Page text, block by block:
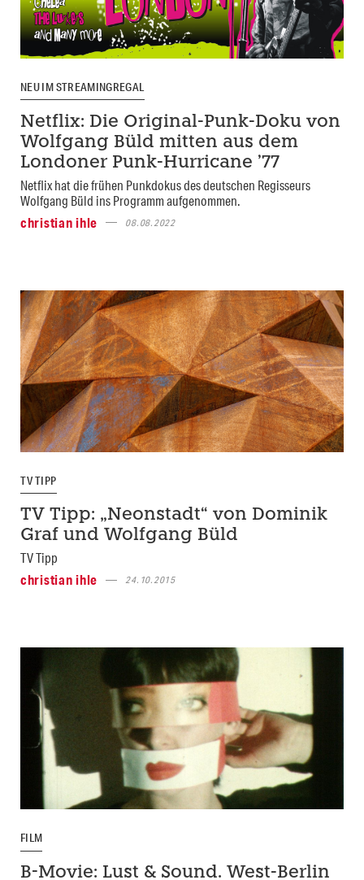
NEU IM STREAMINGREGAL
Netflix: Die Original-Punk-Doku von
Wolfgang Büld mitten aus dem
Londoner Punk-Hurricane ’77
Netflix hat die frühen Punkdokus des deutschen Regisseurs
Wolfgang Büld ins Programm aufgenommen.
christian ihle
08.08.2022
TV TIPP
TV Tipp: „Neonstadt“ von Dominik
Graf und Wolfgang Büld
TV Tipp
christian ihle
24.10.2015
FILM
B-Movie: Lust & Sound. West-Berlin